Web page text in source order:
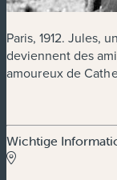
Paris, 1912. Jules,
deviennent des
amoureux de
Wichtige